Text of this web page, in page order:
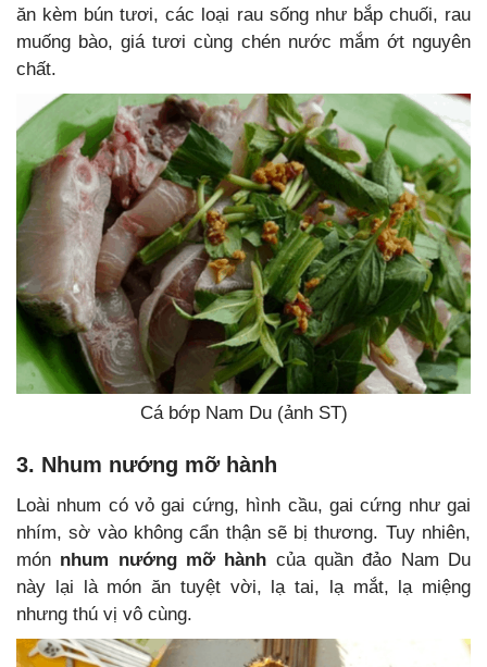
ăn kèm bún tươi, các loại rau sống như bắp chuối, rau
muống bào, giá tươi cùng chén nước mắm ớt nguyên
chất.
Cá bớp Nam Du (ảnh ST)
3. Nhum nướng mỡ hành
Loài nhum có vỏ gai cứng, hình cầu, gai cứng như gai
nhím, sờ vào không cẩn thận sẽ bị thương. Tuy nhiên,
món nhum nướng mỡ hành của quần đảo Nam Du
này lại là món ăn tuyệt vời, lạ tai, lạ mắt, lạ miệng
nhưng thú vị vô cùng.